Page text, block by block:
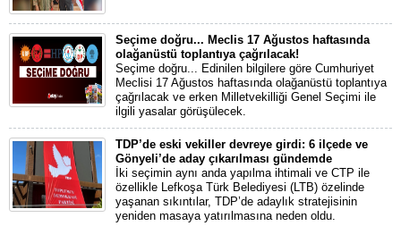
Seçime doğru... Meclis 17 Ağustos haftasında
olağanüstü toplantıya çağrılacak!
Seçime doğru... Edinilen bilgilere göre Cumhuriyet
Meclisi 17 Ağustos haftasında olağanüstü toplantıya
çağrılacak ve erken Milletvekilliği Genel Seçimi ile
ilgili yasalar görüşülecek.
TDP’de eski vekiller devreye girdi: 6 ilçede ve
Gönyeli’de aday çıkarılması gündemde
İki seçimin aynı anda yapılma ihtimali ve CTP ile
özellikle Lefkoşa Türk Belediyesi (LTB) özelinde
yaşanan sıkıntılar, TDP’de adaylık stratejisinin
yeniden masaya yatırılmasına neden oldu.